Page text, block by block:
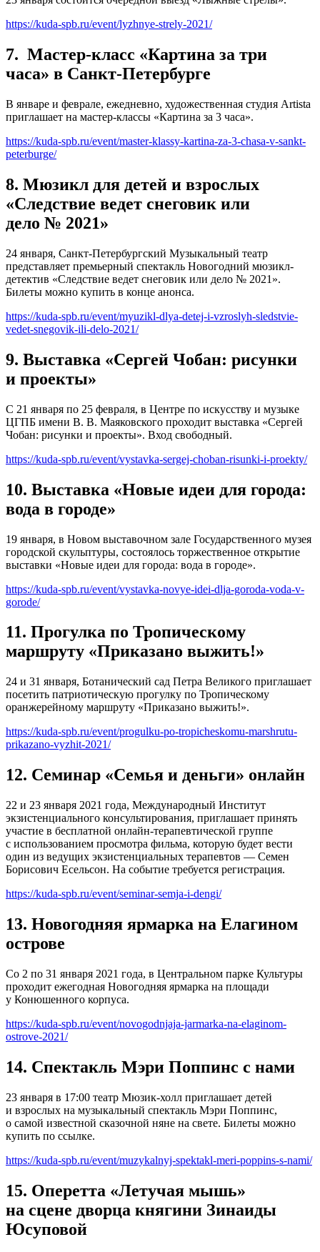
https://kuda-spb.ru/event/lyzhnye-strely-2021/
7. Мастер-класс «Картина за три
часа» в Санкт-Петербурге
В январе и феврале, ежедневно, художественная студия Artista
приглашает на мастер-классы «Картина за 3 часа».
https://kuda-spb.ru/event/master-klassy-kartina-za-3-chasa-v-sankt-
peterburge/
8. Мюзикл для детей и взрослых
«Следствие ведет снеговик или
дело № 2021»
24 января, Санкт-Петербургский Музыкальный театр
представляет премьерный спектакль Новогодний мюзикл-
детектив «Следствие ведет снеговик или дело № 2021».
Билеты можно купить в конце анонса.
https://kuda-spb.ru/event/myuzikl-dlya-detej-i-vzroslyh-sledstvie-
vedet-snegovik-ili-delo-2021/
9. Выставка «Сергей Чобан: рисунки
и проекты»
С 21 января по 25 февраля, в Центре по искусству и музыке
ЦГПБ имени В. В. Маяковского проходит выставка «Сергей
Чобан: рисунки и проекты». Вход свободный.
https://kuda-spb.ru/event/vystavka-sergej-choban-risunki-i-proekty/
10. Выставка «Новые идеи для города:
вода в городе»
19 января, в Новом выставочном зале Государственного музея
городской скульптуры, состоялось торжественное открытие
выставки «Новые идеи для города: вода в городе».
https://kuda-spb.ru/event/vystavka-novye-idei-dlja-goroda-voda-v-
gorode/
11. Прогулка по Тропическому
маршруту «Приказано выжить!»
24 и 31 января, Ботанический сад Петра Великого приглашает
посетить патриотическую прогулку по Тропическому
оранжерейному маршруту «Приказано выжить!».
https://kuda-spb.ru/event/progulku-po-tropicheskomu-marshrutu-
prikazano-vyzhit-2021/
12. Семинар «Семья и деньги» онлайн
22 и 23 января 2021 года, Международный Институт
экзистенциального консультирования, приглашает принять
участие в бесплатной онлайн-терапевтической группе
с использованием просмотра фильма, которую будет вести
один из ведущих экзистенциальных терапевтов — Семен
Борисович Есельсон. На событие требуется регистрация.
https://kuda-spb.ru/event/seminar-semja-i-dengi/
13. Новогодняя ярмарка на Елагином
острове
Со 2 по 31 января 2021 года, в Центральном парке Культуры
проходит ежегодная Новогодняя ярмарка на площади
у Конюшенного корпуса.
https://kuda-spb.ru/event/novogodnjaja-jarmarka-na-elaginom-
ostrove-2021/
14. Спектакль Мэри Поппинс с нами
23 января в 17:00 театр Мюзик-холл приглашает детей
и взрослых на музыкальный спектакль Мэри Поппинс,
о самой известной сказочной няне на свете. Билеты можно
купить по ссылке.
https://kuda-spb.ru/event/muzykalnyj-spektakl-meri-poppins-s-nami/
15. Оперетта «Летучая мышь»
на сцене дворца княгини Зинаиды
Юсуповой